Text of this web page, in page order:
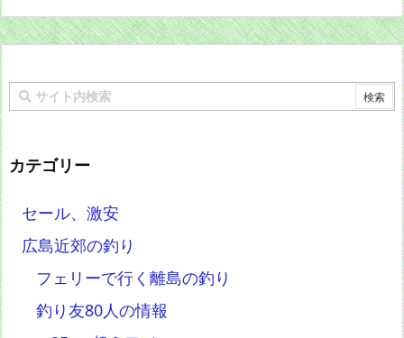
カテゴリー
セール、激安
広島近郊の釣り
フェリーで行く離島の釣り
釣り友80人の情報